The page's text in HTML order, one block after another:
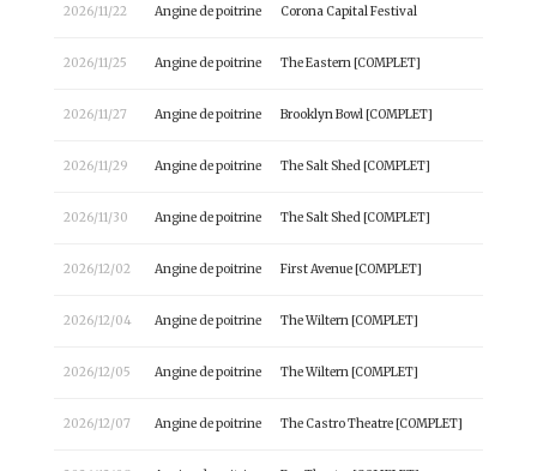
2026/11/22 Angine de poitrine Corona Capital Festival
2026/11/25 Angine de poitrine The Eastern [COMPLET]
2026/11/27 Angine de poitrine Brooklyn Bowl [COMPLET]
2026/11/29 Angine de poitrine The Salt Shed [COMPLET]
2026/11/30 Angine de poitrine The Salt Shed [COMPLET]
2026/12/02 Angine de poitrine First Avenue [COMPLET]
2026/12/04 Angine de poitrine The Wiltern [COMPLET]
2026/12/05 Angine de poitrine The Wiltern [COMPLET]
2026/12/07 Angine de poitrine The Castro Theatre [COMPLET]